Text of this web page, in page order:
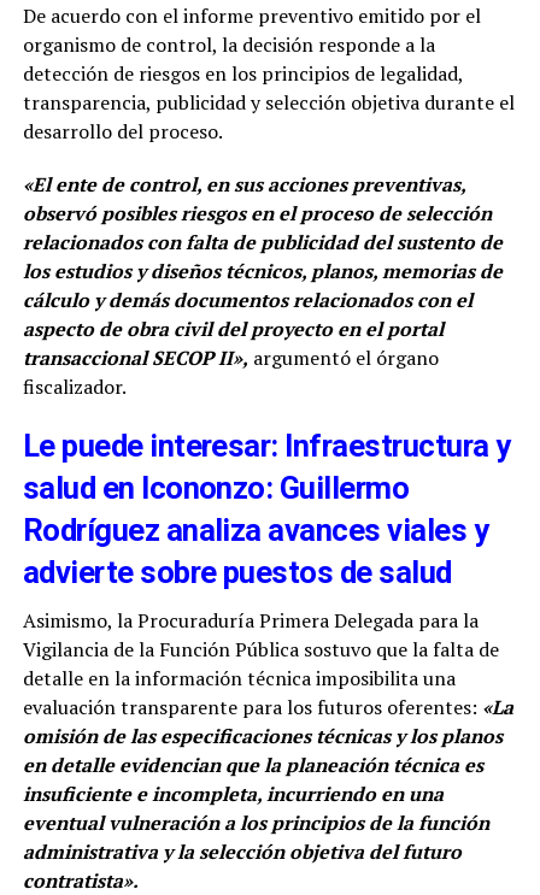
De acuerdo con el informe preventivo emitido por el
organismo de control, la decisión responde a la
detección de riesgos en los principios de legalidad,
transparencia, publicidad y selección objetiva durante el
desarrollo del proceso.
«El ente de control, en sus acciones preventivas,
observó posibles riesgos en el proceso de selección
relacionados con falta de publicidad del sustento de
los estudios y diseños técnicos, planos, memorias de
cálculo y demás documentos relacionados con el
aspecto de obra civil del proyecto en el portal
transaccional SECOP II», argumentó el órgano
fiscalizador.
Le puede interesar: Infraestructura y
salud en Icononzo: Guillermo
Rodríguez analiza avances viales y
advierte sobre puestos de salud
Asimismo, la Procuraduría Primera Delegada para la
Vigilancia de la Función Pública sostuvo que la falta de
detalle en la información técnica imposibilita una
evaluación transparente para los futuros oferentes: «La
omisión de las especificaciones técnicas y los planos
en detalle evidencian que la planeación técnica es
insuficiente e incompleta, incurriendo en una
eventual vulneración a los principios de la función
administrativa y la selección objetiva del futuro
contratista».